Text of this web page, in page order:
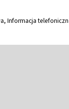
Informacja